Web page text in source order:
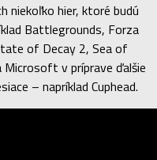
niekoľko hier, ktoré budú
Battlegrounds, Forza
of Decay 2, Sea of
Microsoft v príprave ďalšie
– napríklad Cuphead.